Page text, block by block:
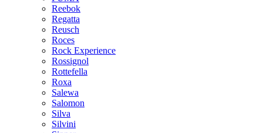
Reebok
Regatta
Reusch
Roces
Rock Experience
Rossignol
Rottefella
Roxa
Salewa
Salomon
Silva
Silvini